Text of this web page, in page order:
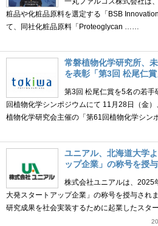
粧品や化粧品原料を選定する「BSB
て、同社化粧品原料「Proteoglycan ……
常磐植物化学研究所、
を表彰「第3回 松尾仁賞
第3回 松尾仁賞を5名の若
回植物化学シンポジウムにて 11月28日（金）
植物化学研究会主催の「第61回植物化学シ
ユニアル、北海道大学
ップ企業」の称号を授与
株式会社ユニアルは、2025
大発スタートアップ企業」の称号を授与され
研究成果を社会実装するために起業したス